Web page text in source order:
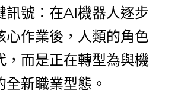
訊號：在AI機器人逐步
心作業後，人類的角色
，而是正在轉型為與機
全新職業型態。